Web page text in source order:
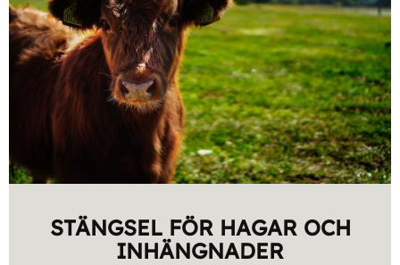
STÄNGSEL FÖR HAGAR OCH
INHÄNGNADER